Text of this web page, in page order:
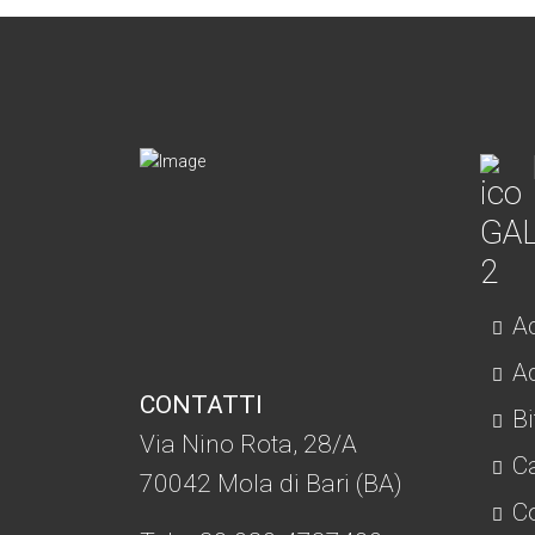
CONTATTI
Via Nino Rota, 28/A
70042 Mola di Bari (BA)